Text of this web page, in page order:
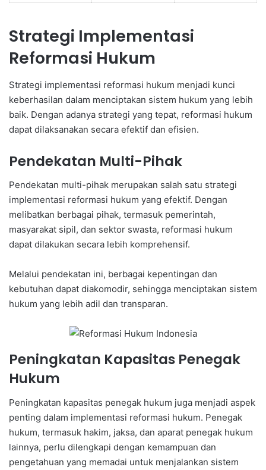
Strategi Implementasi
Reformasi Hukum
Strategi implementasi reformasi hukum menjadi kunci
keberhasilan dalam menciptakan sistem hukum yang lebih
baik. Dengan adanya strategi yang tepat, reformasi hukum
dapat dilaksanakan secara efektif dan efisien.
Pendekatan Multi-Pihak
Pendekatan multi-pihak merupakan salah satu strategi
implementasi reformasi hukum yang efektif. Dengan
melibatkan berbagai pihak, termasuk pemerintah,
masyarakat sipil, dan sektor swasta, reformasi hukum
dapat dilakukan secara lebih komprehensif.
Melalui pendekatan ini, berbagai kepentingan dan
kebutuhan dapat diakomodir, sehingga menciptakan sistem
hukum yang lebih adil dan transparan.
Peningkatan Kapasitas Penegak
Hukum
Peningkatan kapasitas penegak hukum juga menjadi aspek
penting dalam implementasi reformasi hukum. Penegak
hukum, termasuk hakim, jaksa, dan aparat penegak hukum
lainnya, perlu dilengkapi dengan kemampuan dan
pengetahuan yang memadai untuk menjalankan sistem